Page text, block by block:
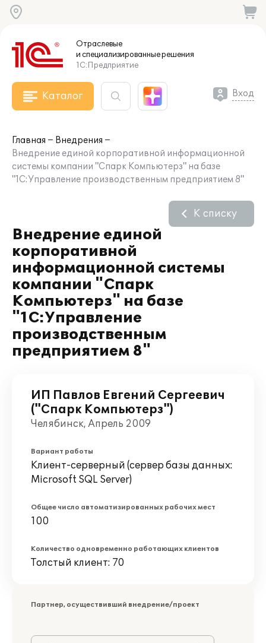
Отраслевые
и специализированныерешения
1С:Предприятие
Каталог Вход
Главная
Внедрения
Внедрение единой корпоративной информационной
системы компании "Спарк Компьютерз" на базе
"1С:Управление производственным предприятием 8"
Внедрение единой
корпоративной
информационной системы
компании "Спарк
Компьютерз" на базе
"1С:Управление
производственным
предприятием 8"
К списку
ИП Павлов Евгений Сергеевич
("Спарк Компьютерз")
Челябинск, Апрель 2009
Вариант работы
Клиент-серверный (сервер базы данных:
Microsoft SQL Server)
Общее число автоматизированных рабочих мест
100
Количество одновременно работающих клиентов
Толстый клиент: 70
Партнер, осуществивший внедрение/проект